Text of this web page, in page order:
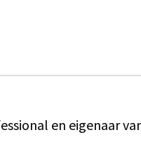
en eigenaar